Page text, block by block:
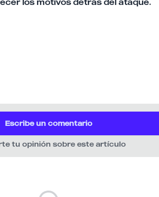
Escribe un comentario
tu opinión sobre este artículo